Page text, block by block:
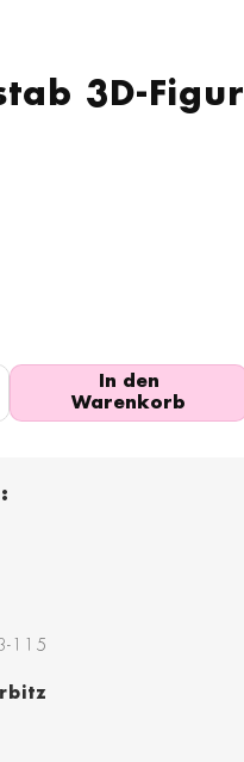
3D-Figur
In den
Warenkorb
:
115